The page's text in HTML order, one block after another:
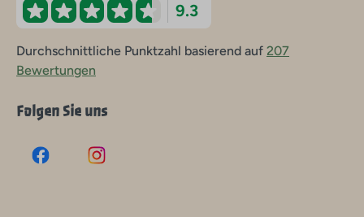
9.3
Durchschnittliche Punktzahl basierend auf 207
Bewertungen
Folgen Sie uns